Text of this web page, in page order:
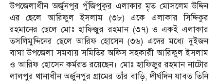
উপজেলাধীন অর্জুনপুর পুঁজিপুকুর এলাকার মৃত মোসলেম উদ্দিন
এর ছেলে আরিফুল ইসলাম (৩৮) একে এলাকার সিদ্দিকুর
রহমানের ছেলে মোঃ হাফিজুর রহমান (৩৭) ও একই এলাকার
তসলিমুদ্দিনের ছেলে আরিফ হোসেন (৩৬) এদের মধ্যে দুইজন
বাঘা উপজেলা সমবায় সমিতির অফিস সহকারী আরিফুল ইসলাম
ও আরিফ হোসেন কর্মরত রয়েছেন। মোঃ হাফিজুর রহমান নাটোর
লালপুর থানাধীন অর্জুনপুর গ্রামের তাঁর বাড়ি, দীর্ঘদিন যাবত তিনি